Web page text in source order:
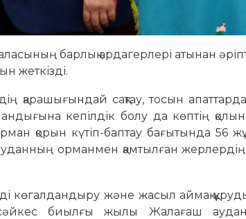
барлық ардагерлері атынан
жеткізді.
сақтау, тосын
кепілдік болу да көптің
қорын күтіп-баптау бағытында 56
орманмен қамтылған
көгалдандыру және жасыл аймақ
биылғы жылы Жалағаш